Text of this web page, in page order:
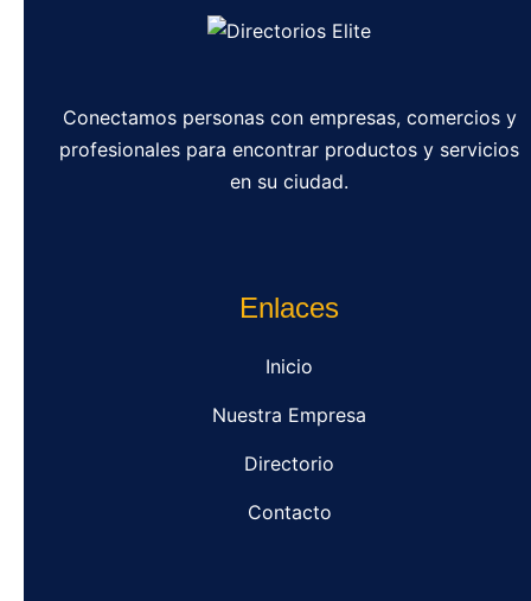
Conectamos personas con empresas, comercios y
profesionales para encontrar productos y servicios
en su ciudad.
Enlaces
Inicio
Nuestra Empresa
Directorio
Contacto